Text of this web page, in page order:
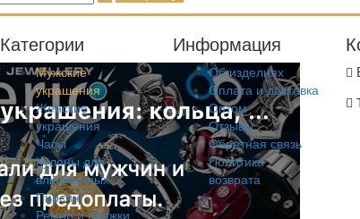
Категории
Мужские
украшения
Женские
украшения
Часы
Кулоны для
влюбленных
Пирсинг
Ремни и пряжки
Информация
Об изделиях
Оплата и доставка
Оптом
Отзывы
Обратная связь
Политика
возврата